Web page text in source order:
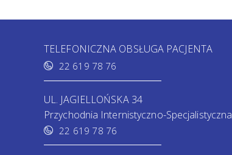
TELEFONICZNA OBSŁUGA PACJENTA
22 619 78 76
UL. JAGIELLOŃSKA 34
Przychodnia Internistyczno-Specjalistyczna
22 619 78 76